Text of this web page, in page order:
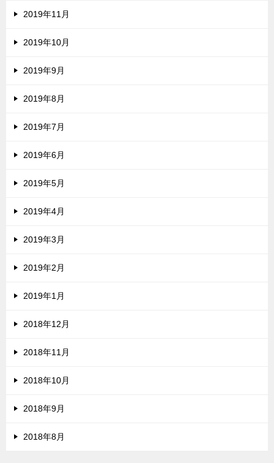
2019年11月
2019年10月
2019年9月
2019年8月
2019年7月
2019年6月
2019年5月
2019年4月
2019年3月
2019年2月
2019年1月
2018年12月
2018年11月
2018年10月
2018年9月
2018年8月